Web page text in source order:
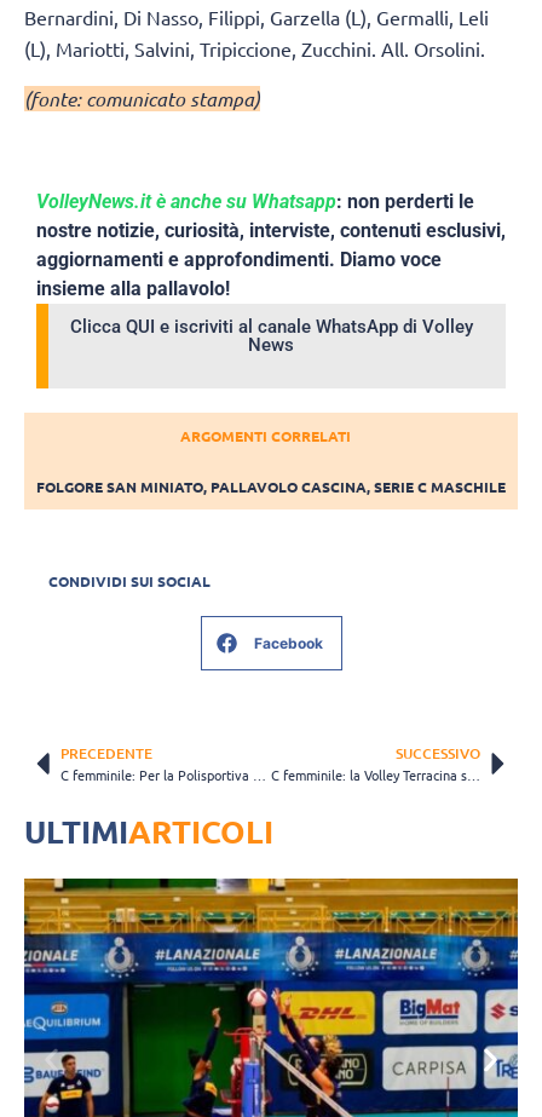
Bernardini, Di Nasso, Filippi, Garzella (L), Germalli, Leli
(L), Mariotti, Salvini, Tripiccione, Zucchini. All. Orsolini.
(fonte: comunicato stampa)
VolleyNews.it è anche su Whatsapp: non perderti le
nostre notizie, curiosità, interviste, contenuti esclusivi,
aggiornamenti e approfondimenti. Diamo voce
insieme alla pallavolo!
Clicca QUI e iscriviti al canale WhatsApp di Volley
News
ARGOMENTI CORRELATI
FOLGORE SAN MINIATO, PALLAVOLO CASCINA,SERIE C MASCHILE
CONDIVIDI SUI SOCIAL
Facebook
PRECEDENTE SUCCESSIVO
C femminile: la Volley Terracina sbanca il campo della Roma 7 nel big match
ULTIMIARTICOLI